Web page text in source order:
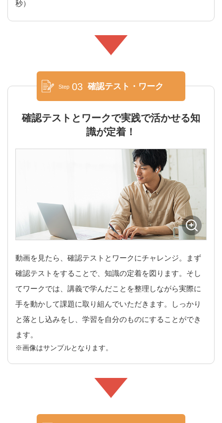
秒）
Step 03 確認テスト・ワーク
確認テストとワークで実践で活かせる知
識が定着！
動画を見たら、確認テストとワークにチャレンジ。まず
確認テストをすることで、知識の定着を図ります。そし
てワークでは、講義で学んだことを整理しながら実際に
手を動かして課題に取り組んでいただきます。しっかり
と落とし込みをし、学習を自分のものにすることができ
ます。
画像はサンプルとなります。